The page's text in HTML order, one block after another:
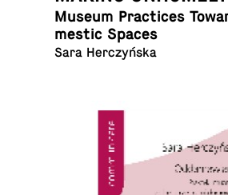
Museum Prac­tices
mes­tic Spaces
Sara Herczyńska